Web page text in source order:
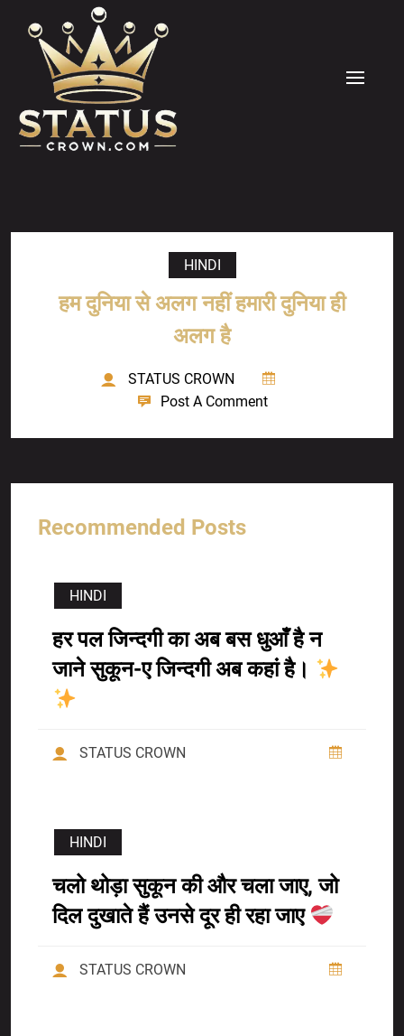
content
MENU
HINDI
हम दुनिया से अलग नहीं हमारी दुनिया ही
अलग है
STATUS CROWN
Post A Comment
Recommended Posts
HINDI
हर पल जिन्दगी का अब बस धुआँ है न
जाने सुकून-ए जिन्दगी अब कहां है।
STATUS CROWN
HINDI
चलो थोड़ा सुकून की और चला जाए, जो
दिल दुखाते हैं उनसे दूर ही रहा जाए
STATUS CROWN